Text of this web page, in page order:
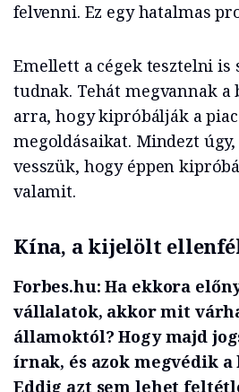
felvenni. Ez egy hatalmas
Emellett a cégek tesztelni is
tudnak. Tehát megvannak a
arra, hogy kipróbálják a
megoldásaikat. Mindezt
vesszük, hogy éppen
valamit.
Kína, a kijelölt
Forbes.hu: Ha ekkora
vállalatok, akkor mit
államoktól? Hogy majd
írnak, és azok megvédik a
Eddig azt sem lehet